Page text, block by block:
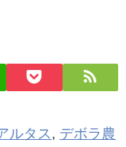
ルタス
デボラ農